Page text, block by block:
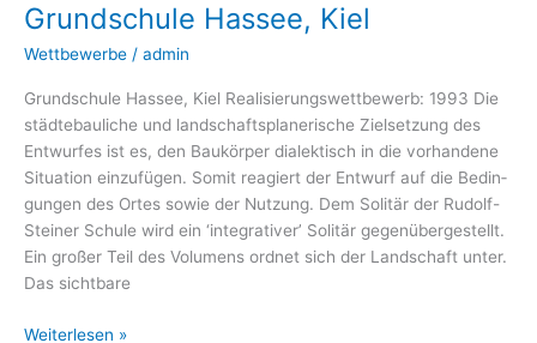
Grundschule Hassee, Kiel
Wettbewerbe / admin
Grund­schu­le Has­see, Kiel Rea­li­sie­rungs­wett­be­werb: 1993 Die
städ­te­bau­li­che und land­schafts­pla­ne­ri­sche Ziel­set­zung des
Ent­wur­fes ist es, den Bau­kör­per dia­lek­tisch in die vor­han­de­ne
Situa­ti­on ein­zu­fü­gen. Somit reagiert der Ent­wurf auf die Bedin­
gun­gen des Ortes sowie der Nut­zung. Dem Soli­tär der Rudolf-
Stei­­ner Schu­le wird ein ‘inte­gra­ti­ver’ Soli­tär gegen­über­ge­stellt.
Ein gro­ßer Teil des Volu­mens ord­net sich der Land­schaft unter.
Das sichtbare
Kiel
Weiterlesen »